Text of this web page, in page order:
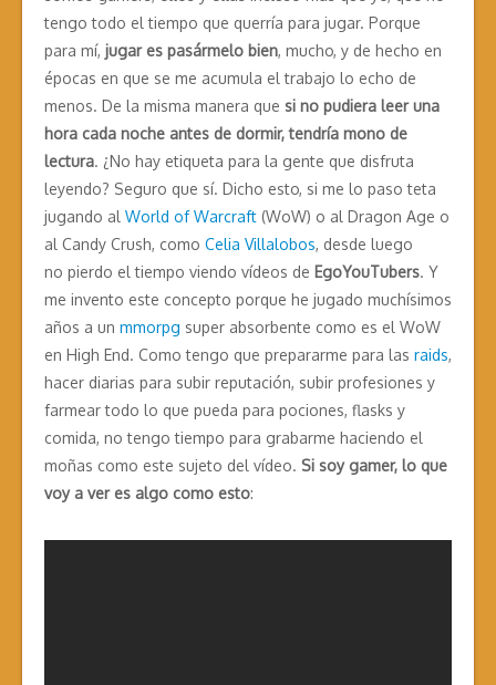
tengo todo el tiempo que querría para jugar. Porque
para mí, jugar es pasármelo bien, mucho, y de hecho en
épocas en que se me acumula el trabajo lo echo de
menos. De la misma manera que si no pudiera leer una
hora cada noche antes de dormir,tendría mono de
lectura. ¿No hay etiqueta para la gente que disfruta
leyendo? Seguro que sí. Dicho esto, si me lo paso teta
jugando al World of Warcraft (WoW) o al Dragon Age o
al Candy Crush, como Celia Villalobos, desde luego
no pierdo el tiempo viendo vídeos de EgoYouTubers. Y
me invento este concepto porque he jugado muchísimos
años a un mmorpg super absorbente como es el WoW
en High End. Como tengo que prepararme para las raids,
hacer diarias para subir reputación, subir profesiones y
farmear todo lo que pueda para pociones, flasks y
comida, no tengo tiempo para grabarme haciendo el
moñas como este sujeto del vídeo. Si soy gamer, lo que
voy a ver es algo como esto: